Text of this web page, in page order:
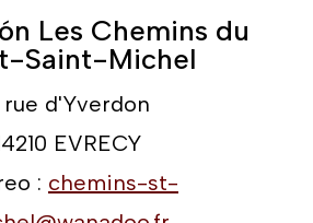
Les Chemins du
Saint-Michel
rue d'Yverdon
EVRECY
: chemins-st-